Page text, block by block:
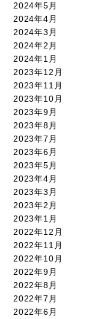
2024年5月
2024年4月
2024年3月
2024年2月
2024年1月
2023年12月
2023年11月
2023年10月
2023年9月
2023年8月
2023年7月
2023年6月
2023年5月
2023年4月
2023年3月
2023年2月
2023年1月
2022年12月
2022年11月
2022年10月
2022年9月
2022年8月
2022年7月
2022年6月